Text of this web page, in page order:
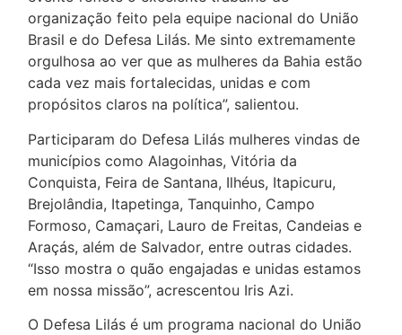
organização feito pela equipe nacional do União
Brasil e do Defesa Lilás. Me sinto extremamente
orgulhosa ao ver que as mulheres da Bahia estão
cada vez mais fortalecidas, unidas e com
propósitos claros na política”, salientou.
Participaram do Defesa Lilás mulheres vindas de
municípios como Alagoinhas, Vitória da
Conquista, Feira de Santana, Ilhéus, Itapicuru,
Brejolândia, Itapetinga, Tanquinho, Campo
Formoso, Camaçari, Lauro de Freitas, Candeias e
Araçás, além de Salvador, entre outras cidades.
“Isso mostra o quão engajadas e unidas estamos
em nossa missão”, acrescentou Iris Azi.
O Defesa Lilás é um programa nacional do União